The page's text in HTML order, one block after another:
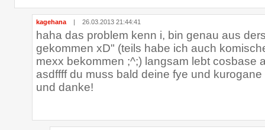
kagehana | 26.03.2013 21:44:41
haha das problem kenn i, bin genau aus
gekommen xD" (teils habe ich auch
mexx bekommen ;^;) langsam lebt cosbase
asdffff du muss bald deine fye und
und danke!